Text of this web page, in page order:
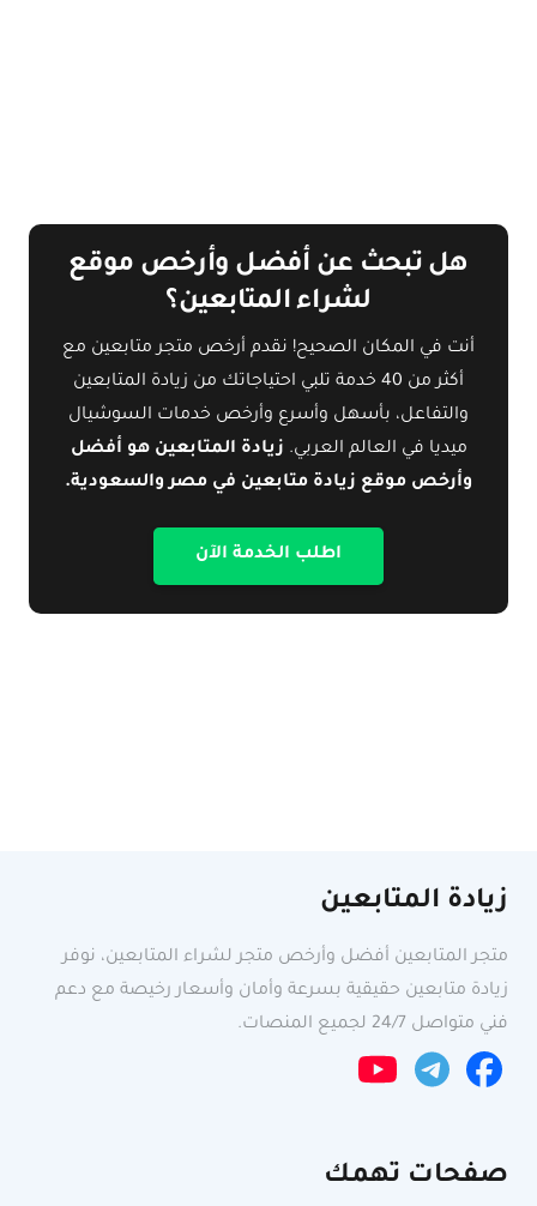
هل تبحث عن أفضل وأرخص موقع
لشراء المتابعين؟
أنت في المكان الصحيح! نقدم أرخص متجر متابعين مع
أكثر من 40 خدمة تلبي احتياجاتك من زيادة المتابعين
والتفاعل، بأسهل وأسرع وأرخص خدمات السوشيال
ميديا في العالم العربي. زيادة المتابعين هو أفضل
وأرخص موقع زيادة متابعين في مصر والسعودية.
اطلب الخدمة الآن
زيادة المتابعين
متجر المتابعين أفضل وأرخص متجر لشراء المتابعين، نوفر
زيادة متابعين حقيقية بسرعة وأمان وأسعار رخيصة مع دعم
فني متواصل 24/7 لجميع المنصات.
صفحات تهمك